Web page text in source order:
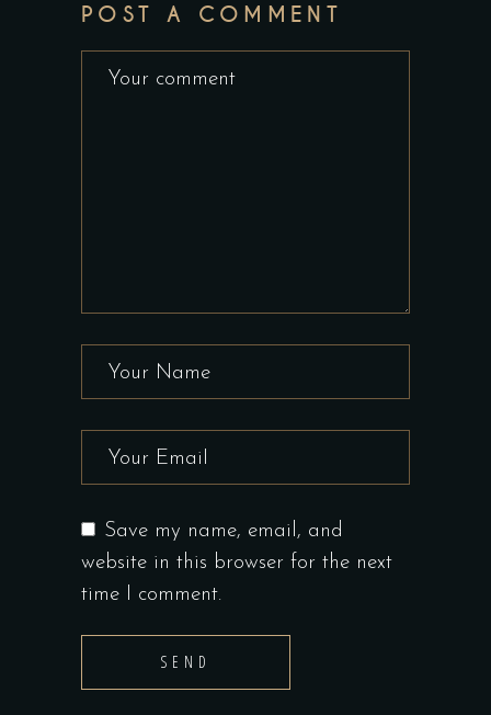
POST A COMMENT
Save my name, email, and
website in this browser for the next
time I comment.
SEND